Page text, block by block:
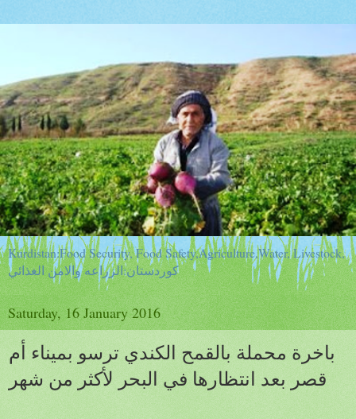
Kurdistan:Food Security, Food Safety,Agriculture,Water, Livestock,
كوردستان:الزراعه والامن الغذائي
Saturday, 16 January 2016
باخرة محملة بالقمح الكندي ترسو بميناء أم
قصر بعد انتظارها في البحر لأكثر من شهر